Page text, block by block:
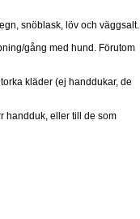
snöblask, löv och väggsalt.
gång med hund. Förutom
kläder (ej handdukar, de
handduk, eller till de som